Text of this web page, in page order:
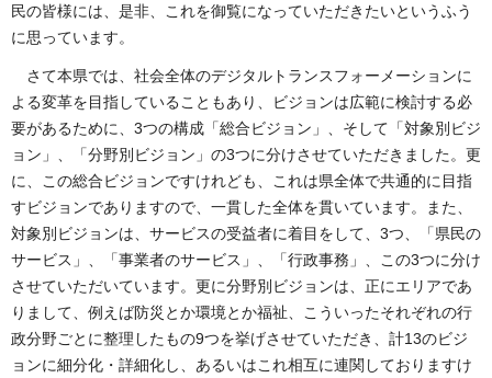
民の皆様には、是非、これを御覧になっていただきたいというふう
に思っています。
さて本県では、社会全体のデジタルトランスフォーメーションに
よる変革を目指していることもあり、ビジョンは広範に検討する必
要があるために、3つの構成「総合ビジョン」、そして「対象別ビジ
ョン」、「分野別ビジョン」の3つに分けさせていただきました。更
に、この総合ビジョンですけれども、これは県全体で共通的に目指
すビジョンでありますので、一貫した全体を貫いています。また、
対象別ビジョンは、サービスの受益者に着目をして、3つ、「県民の
サービス」、「事業者のサービス」、「行政事務」、この3つに分け
させていただいています。更に分野別ビジョンは、正にエリアであ
りまして、例えば防災とか環境とか福祉、こういったそれぞれの行
政分野ごとに整理したもの9つを挙げさせていただき、計13のビジ
ョンに細分化・詳細化し、あるいはこれ相互に連関しておりますけ